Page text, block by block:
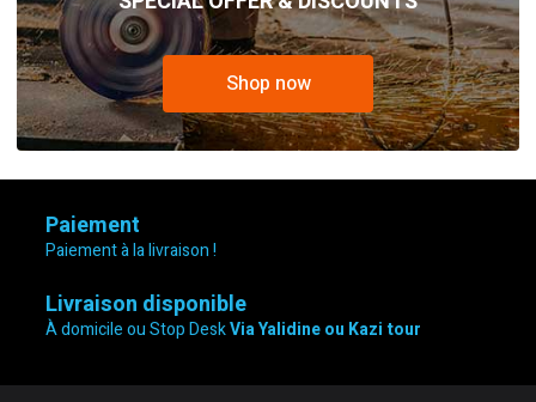
Shop now
Paiement
Paiement à la livraison !
Livraison disponible
À domicile ou Stop DeskVia Yalidine ou Kazi tour